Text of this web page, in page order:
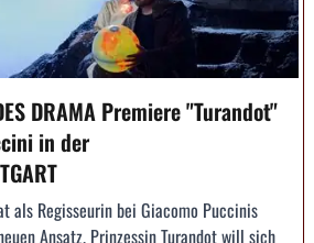
DRAMA Premiere "Turandot"
in der
als Regisseurin bei Giacomo Puccinis
Ansatz. Prinzessin Turandot will sich